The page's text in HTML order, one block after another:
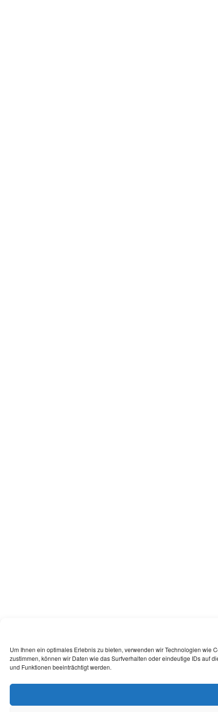
Um Ihnen ein optimales Erlebnis zu bieten, verwenden wir Technologien wie
zustimmen, können wir Daten wie das Surfverhalten oder eindeutige IDs auf
und Funktionen beeinträchtigt werden.